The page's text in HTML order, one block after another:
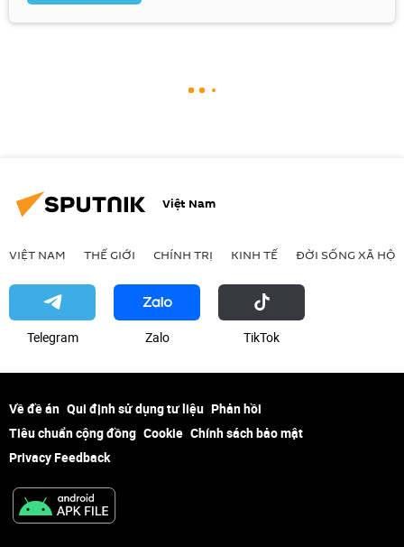
Việt Nam
VIỆT NAM THẾ GIỚI CHÍNH TRỊ KINH TẾ ĐỜI SỐNG XÃ HỘI
Telegram Zalo ТikТоk
Về đề án Qui định sử dụng tư liệu Phản hồi
Tiêu chuẩn cộng đồng Cookie Chính sách bảo mật
Privacy Feedback